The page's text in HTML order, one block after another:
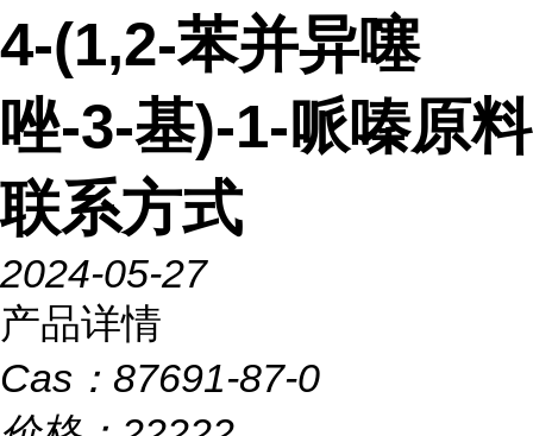
4-(1,2-苯并异噻
唑-3-基)-1-哌嗪原料
联系方式
2024-05-27
产品详情
Cas： 87691-87-0